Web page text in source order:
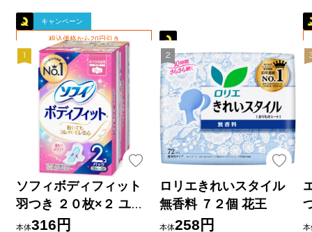
キャンペーン
税込価格から20円引き
ソフィボディフィット
羽つき ２０枚×２ ユ
ニ・チャーム (医薬部外
本体316円
ロリエきれいスタイル
無香料 ７２個 花王
本体258円
本